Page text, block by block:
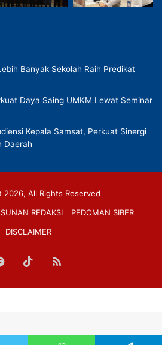
Banyak Sekolah Raih Predikat
Daya Saing UMKM Lewat Seminar
Kepala Samsat, Perkuat Sinergi
Daerah
All Rights Reserved
REDAKSI
PEDOMAN SIBER
DISCLAIMER
Facebook
TikTokRSS